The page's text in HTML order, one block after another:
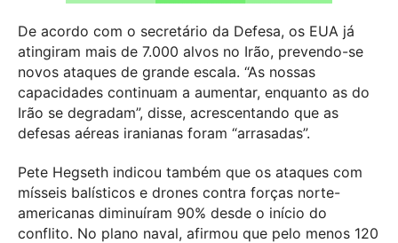
De acordo com o secretário da Defesa, os EUA já
atingiram mais de 7.000 alvos no Irão, prevendo-se
novos ataques de grande escala. “As nossas
capacidades continuam a aumentar, enquanto as do
Irão se degradam”, disse, acrescentando que as
defesas aéreas iranianas foram “arrasadas”.
Pete Hegseth indicou também que os ataques com
mísseis balísticos e drones contra forças norte-
americanas diminuíram 90% desde o início do
conflito. No plano naval, afirmou que pelo menos 120